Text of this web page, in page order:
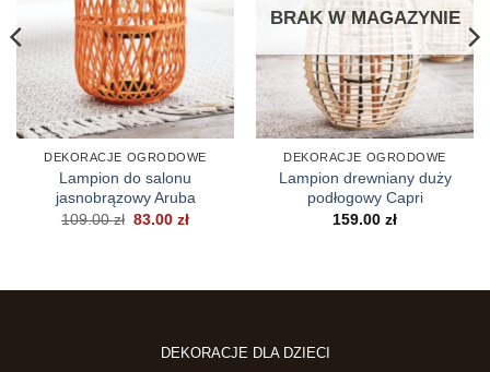
DEKORACJE OGRODOWE
Lampion do salonu
jasnobrązowy Aruba
109.00zł Pierwotna
83.00złAktualna
BRAK W MAGAZYNIE
DEKORACJE OGRODOWE
Lampion drewniany duży
podłogowy Capri
159.00 zł
DEKORACJE DLA DZIECI